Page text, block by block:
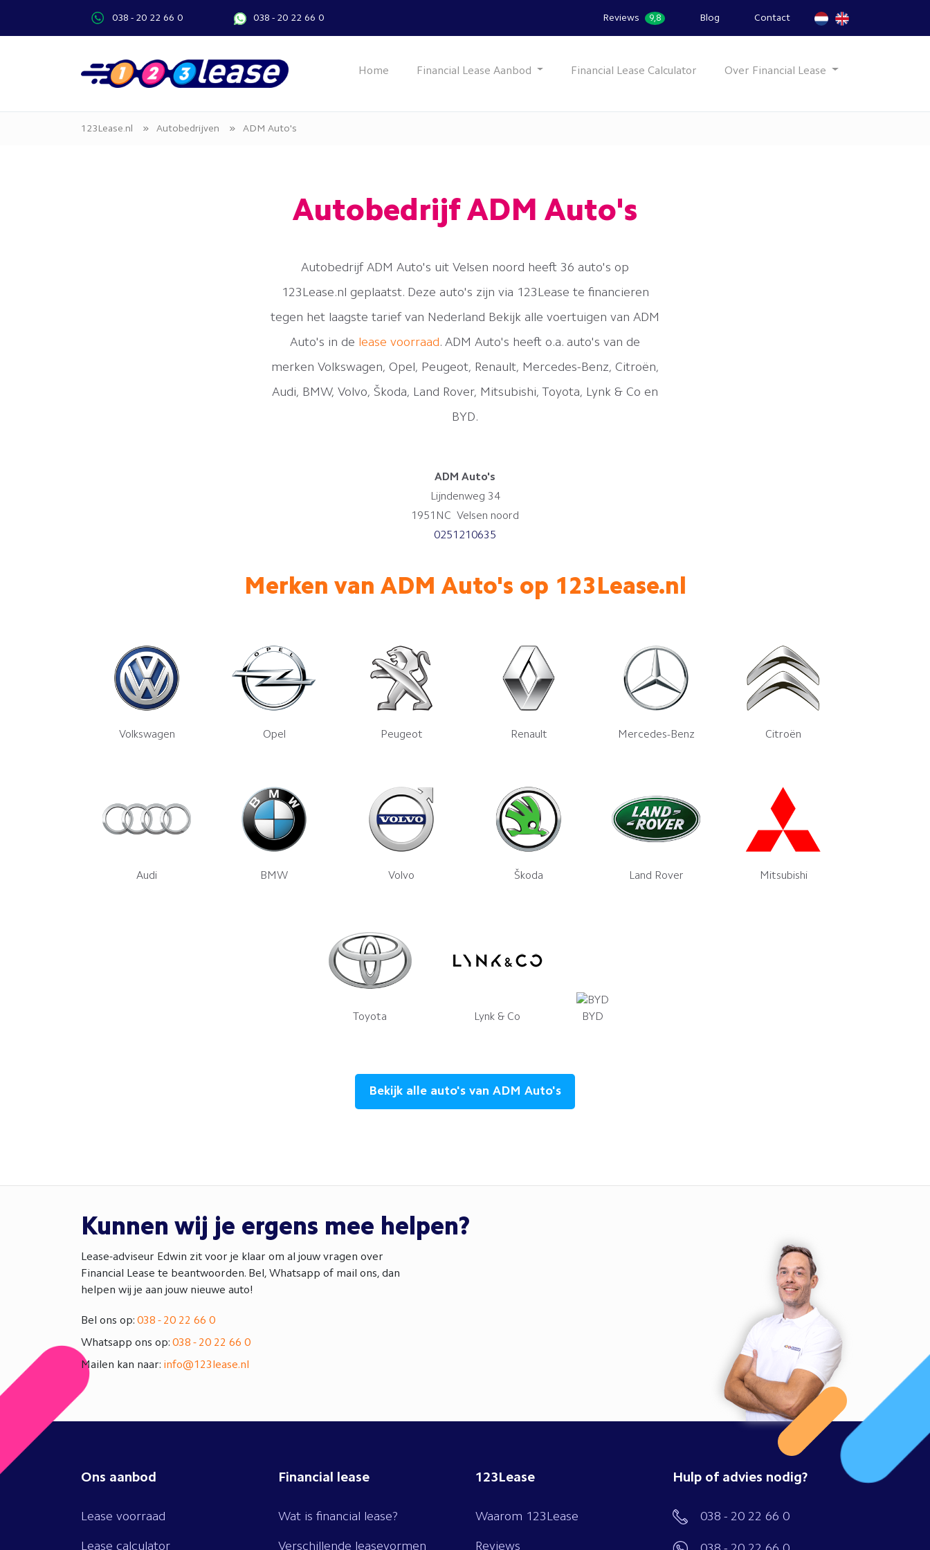
038 - 20 22 66 0 038 - 20 22 66 0 Reviews 9,8 Blog Contact
Home Financial Lease Aanbod Financial Lease Calculator Over Financial Lease
123Lease.nl » Autobedrijven » ADM Auto's
Autobedrijf ADM Auto's
Autobedrijf ADM Auto's uit Velsen noord heeft 36 auto's op
123Lease.nl geplaatst. Deze auto's zijn via 123Lease te financieren
tegen het laagste tarief van Nederland Bekijk alle voertuigen van ADM
Auto's in de lease voorraad . ADM Auto's heeft o.a. auto's van de
merken Volkswagen, Opel, Peugeot, Renault, Mercedes-Benz, Citroën,
Audi, BMW, Volvo, Škoda, Land Rover, Mitsubishi, Toyota, Lynk & Co en
BYD.
ADM Auto's
Lijndenweg 34
1951NC Velsen noord
0251210635
Merken van ADM Auto's op 123Lease.nl
Volkswagen Opel Peugeot Renault Mercedes-Benz Citroën
Audi BMW Volvo Škoda Land Rover Mitsubishi
Toyota Lynk & Co BYD
Bekijk alle auto's van ADM Auto's
Kunnen wij je ergens mee helpen?
Lease-adviseur Edwin zit voor je klaar om al jouw vragen over
Financial Lease te beantwoorden. Bel, Whatsapp of mail ons, dan
helpen wij je aan jouw nieuwe auto!
Bel ons op: 038 - 20 22 66 0
Whatsapp ons op: 038 - 20 22 66 0
Mailen kan naar: info@123lease.nl
Ons aanbod
Lease voorraad
Lease calculator
Financial lease
Wat is financial lease?
Verschillende leasevormen
123Lease
Waarom 123Lease
Reviews
Hulp of advies nodig?
038 - 20 22 66 0